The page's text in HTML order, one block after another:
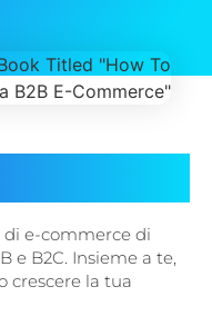
di e-commerce di
e B2C. Insieme a te,
crescere la tua